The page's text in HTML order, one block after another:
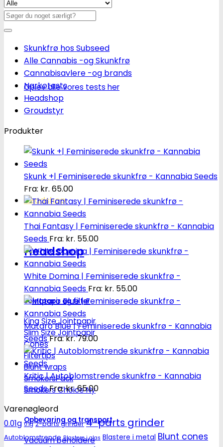
Oplev alle vores tests her
Headshop
Headshop
Jointpapir og filter
King Size Jointpapir
Slim Size Jointpapir
Cones
Filtertips
Blunt wraps
SmokersPack
Smokers Choice
Opbevaring og transport
Vacuum beholdere
Søg
efter:
Skunkfrø hos Subseed
Alle Cannabis -og Skunkfrø
Cannabisavlere -og brands
Narkotests
Headshop
Groudstyr
Produkter
Skunk +| Feminiserede skunkfrø - Kannabia Seeds
Fra: kr. 65.00
Thai Fantasy | Feminiserede skunkfrø - Kannabia
Seeds Fra: kr. 55.00
White Domina | Feminiserede skunkfrø -
Kannabia Seeds Fra: kr. 55.00
Mataro Blue | Feminiserede skunkfrø - Kannabia
SeedsFra:kr.79.00
Kritic | Autoblomstrende skunkfrø - Kannabia
SeedsFra:kr.65.00
Varenøgleord
0.01g 0.1g 2-parts grinder 4-parts grinder
Autoblomstrende Blastere i glas Blastere i metal Blunt cones